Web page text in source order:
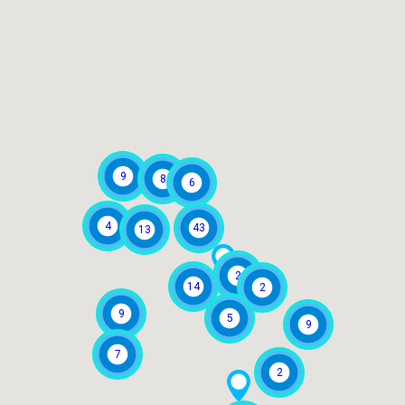
14
9
4 43
2
9
13
9
8
7
2
6
5
2